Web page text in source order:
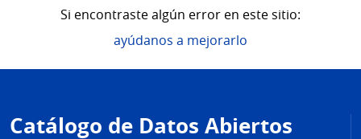
Si encontraste algún error en este sitio:
ayúdanos a mejorarlo
deCatálogo de Datos Abiertos